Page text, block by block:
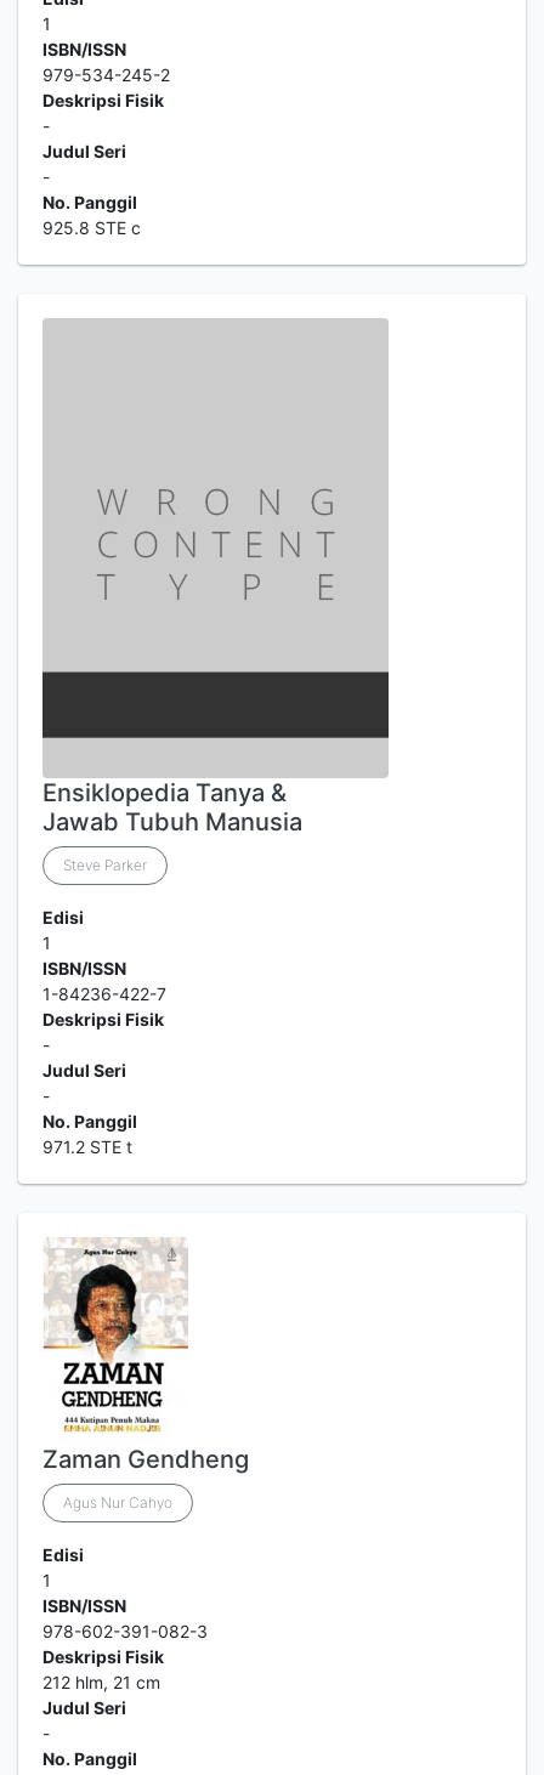
1
ISBN/ISSN
979-534-245-2
Deskripsi Fisik
-
Judul Seri
-
No. Panggil
925.8 STE c
Ensiklopedia Tanya &
Jawab Tubuh Manusia
Steve Parker
Edisi
1
ISBN/ISSN
1-84236-422-7
Deskripsi Fisik
-
Judul Seri
-
No. Panggil
971.2 STE t
Zaman Gendheng
Agus Nur Cahyo
Edisi
1
ISBN/ISSN
978-602-391-082-3
Deskripsi Fisik
212 hlm, 21 cm
Judul Seri
-
No. Panggil